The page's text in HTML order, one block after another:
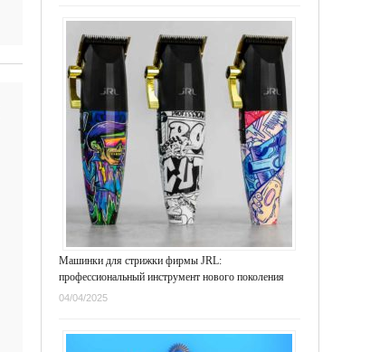
Машинки для стрижки фирмы JRL:
профессиональный инструмент нового поколения
04/04/2025